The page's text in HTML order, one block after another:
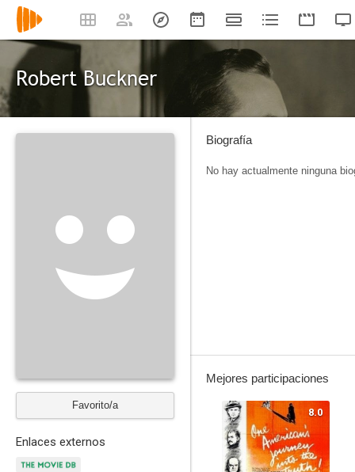
Robert Buckner
Favorito/a
Enlaces externos
Biografía
No hay actualmente ninguna
Mejores participaciones
8.0